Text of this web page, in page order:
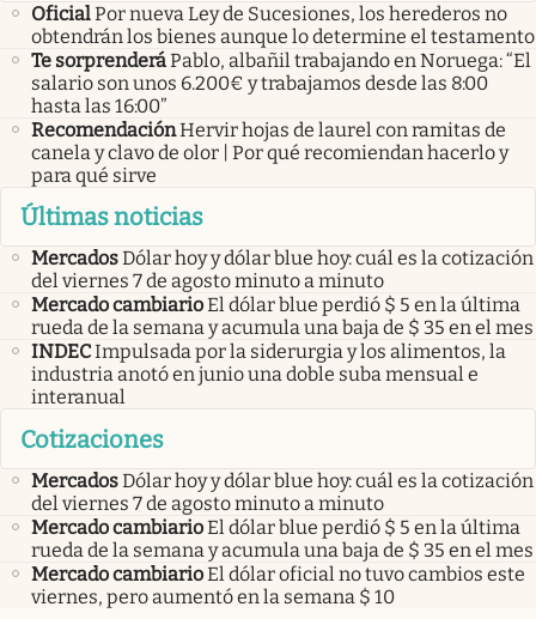
OficialPor nueva Ley de Sucesiones, los herederos no
obtendrán los bienes aunque lo determine el testamento
Te sorprenderáPablo, albañil trabajando en Noruega: “El
salario son unos 6.200€ y trabajamos desde las 8:00
hasta las 16:00”
RecomendaciónHervir hojas de laurel con ramitas de
canela y clavo de olor | Por qué recomiendan hacerlo y
para qué sirve
Últimas noticias
MercadosDólar hoy y dólar blue hoy: cuál es la cotización
del viernes 7 de agosto minuto a minuto
Mercado cambiarioEl dólar blue perdió $ 5 en la última
rueda de la semana y acumula una baja de $ 35 en el mes
INDECImpulsada por la siderurgia y los alimentos, la
industria anotó en junio una doble suba mensual e
interanual
Cotizaciones
MercadosDólar hoy y dólar blue hoy: cuál es la cotización
del viernes 7 de agosto minuto a minuto
Mercado cambiarioEl dólar blue perdió $ 5 en la última
rueda de la semana y acumula una baja de $ 35 en el mes
Mercado cambiarioEl dólar oficial no tuvo cambios este
viernes, pero aumentó en la semana $ 10